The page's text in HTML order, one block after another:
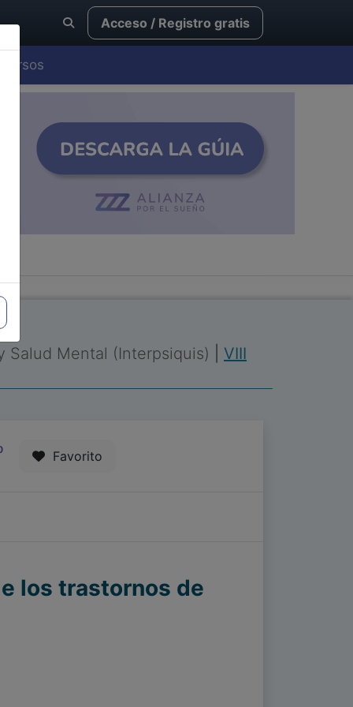
Acceso / Registro gratis
Cursos
Salud Mental (Interpsiquis) VIII
Favorito
los trastornos de